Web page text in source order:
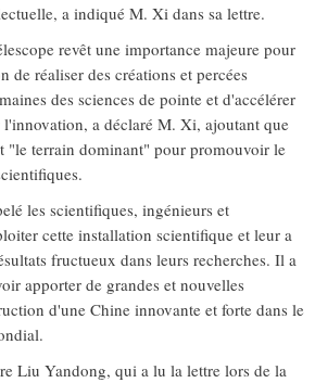
a indiqué M. Xi dans sa lettre.
revêt une importance majeure pour
réaliser des créations et percées
des sciences de pointe et d'accélérer
l'innovation, a déclaré M. Xi, ajoutant que
"le terrain dominant" pour promouvoir le
les scientifiques, ingénieurs et
cette installation scientifique et leur a
fructueux dans leurs recherches. Il a
apporter de grandes et nouvelles
d'une Chine innovante et forte dans le
Liu Yandong, qui a lu la lettre lors de la